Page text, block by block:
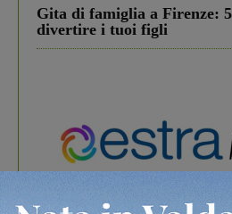
Gita di famiglia a Firenze:
divertire i tuoi figli